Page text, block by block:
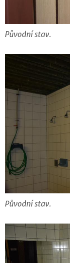
Původní stav.
Původní stav.